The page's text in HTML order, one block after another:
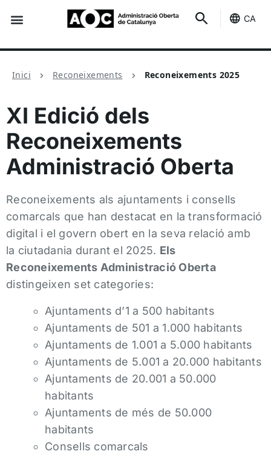
CA
Inici Reconeixements Reconeixements 2025
XI Edició dels
Reconeixements
Administració Oberta
Reconeixements als ajuntaments i consells
comarcals que han destacat en la transformació
digital i el govern obert en la seva relació amb
la ciutadania durant el 2025. Els
Reconeixements Administració Oberta
distingeixen set categories:
Ajuntaments d’1 a 500 habitants
Ajuntaments de 501 a 1.000 habitants
Ajuntaments de 1.001 a 5.000 habitants
Ajuntaments de 5.001 a 20.000 habitants
Ajuntaments de 20.001 a 50.000
habitants
Ajuntaments de més de 50.000
habitants
Consells comarcals